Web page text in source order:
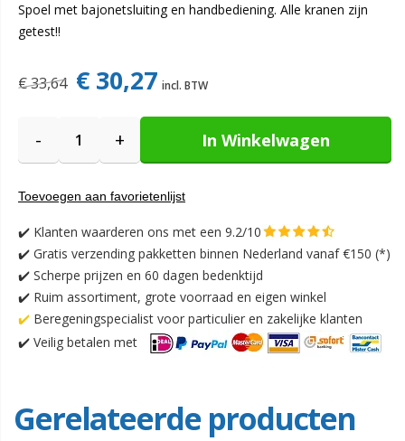
Spoel met bajonetsluiting en handbediening. Alle kranen zijn
getest!!
€ 30,27
€ 33,64
- + In Winkelwagen
Toevoegen aan favorietenlijst
✔️ Klanten waarderen ons met een 9.2/10
✔️ Gratis verzending pakketten binnen Nederland vanaf €150 (*)
✔️ Scherpe prijzen en 60 dagen bedenktijd
✔️ Ruim assortiment, grote voorraad en eigen winkel
✔️ Beregeningspecialist voor particulier en zakelijke klanten
✔️ Veilig betalen met
Gerelateerde producten